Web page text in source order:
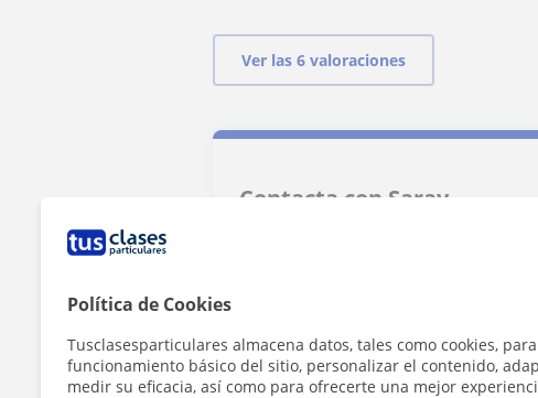
Política de Cookies
Tusclasesparticulares almacena datos, tales como cookies,
funcionamiento básico del sitio, personalizar el contenido,
medir su eficacia, así como para ofrecerte una mejor
Ver las 6 valoraciones
Contacta con Saray